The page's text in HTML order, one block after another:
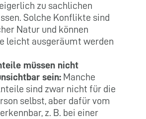
zu sachlichen
Solche Konflikte sind
Natur und können
leicht ausgeräumt werden
müssen nicht
sein: Manche
sind zwar nicht für die
selbst, aber dafür vom
z. B. bei einer